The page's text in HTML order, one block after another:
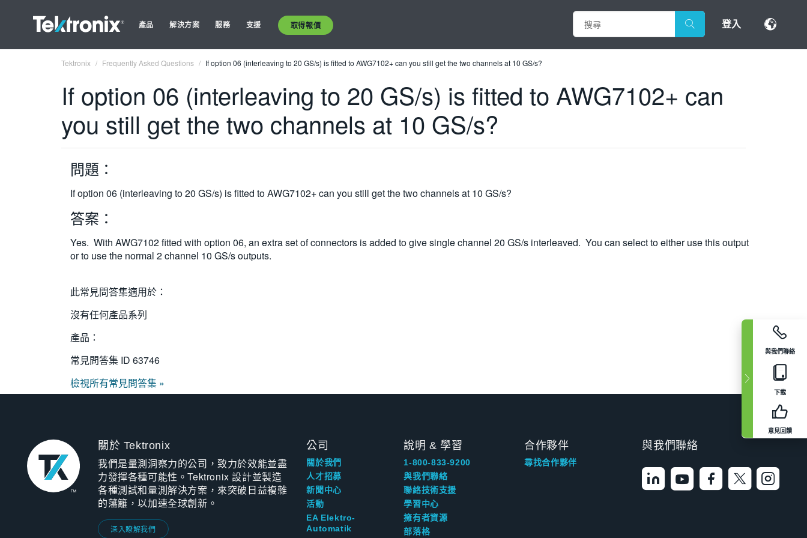
產品 解決方案 服務 支援 取得報價 登入
與我們聯絡
下載
意見回饋
Tektronix Frequently Asked Questions If option 06 (interleaving to 20 GS/s) is fitted to AWG7102+ can you still get the two channels at 10 GS/s?
If option 06 (interleaving to 20 GS/s) is fitted to AWG7102+ can
you still get the two channels at 10 GS/s?
問題：
If option 06 (interleaving to 20 GS/s) is fitted to AWG7102+ can you still get the two channels at 10 GS/s?
答案：
Yes. With AWG7102 fitted with option 06, an extra set of connectors is added to give single channel 20 GS/s interleaved. You can select to either use this output
or to use the normal 2 channel 10 GS/s outputs.
此常見問答集適用於：
沒有任何產品系列
產品：
常見問答集 ID 63746
檢視所有常見問答集 »
關於 Tektronix
我們是量測洞察力的公司，致力於效能並盡
力發揮各種可能性。Tektronix 設計並製造
各種測試和量測解決方案，來突破日益複雜
的藩籬，以加速全球創新。
深入瞭解我們
公司
關於我們
人才招募
新聞中心
活動
EA Elektro-
Automatik
說明 & 學習
1-800-833-9200
與我們聯絡
聯絡技術支援
學習中心
擁有者資源
部落格
合作夥伴
尋找合作夥伴
與我們聯絡